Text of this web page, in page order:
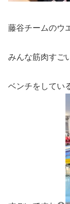
藤谷チームのウ
みんな筋肉すご
ベンチをしてい